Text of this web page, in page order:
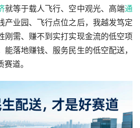
就等于载人飞行、空中观光、高端通
产业园、飞行点位之后，我越发笃定
刚需、赚不到实打实现金流的低空项
能落地赚钱、服务民生的低空配送，
道。